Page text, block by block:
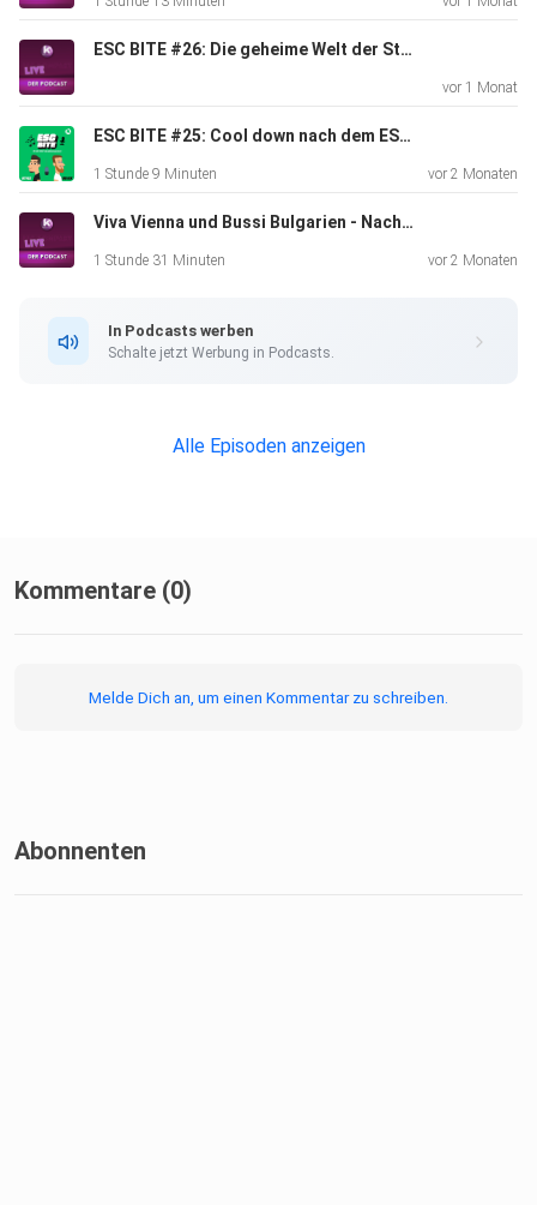
ESC BITE #26: Die geheime Welt der Stagings beim Eurovision Song Contest (mit Kaleen)
vor 1 Monat
ESC BITE #25: Cool down nach dem ESC 2026 in Wien (Mit Max und Laureen)
1 Stunde 9 Minuten vor 2 Monaten
Viva Vienna und Bussi Bulgarien - Nach dem Eurovision Song Contest 2026 ist vor dem ESC 2027
1 Stunde 31 Minuten vor 2 Monaten
In Podcasts werben
Schalte jetzt Werbung in Podcasts.
Alle Episoden anzeigen
Kommentare (0)
Melde Dich an, um einen Kommentar zu schreiben.
Abonnenten